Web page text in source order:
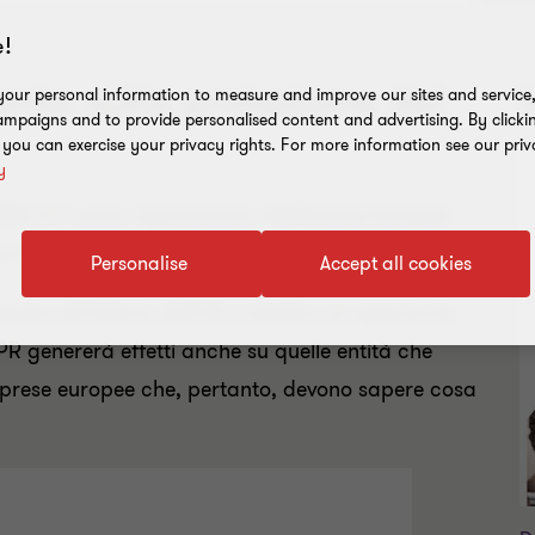
sulla protezione dei
è il nuovo regolamento dell’Unione Europea
il 25 maggio 2018.
all’interno dell’UE e implica un approccio
genererà effetti anche su quelle entità che
europee che, pertanto, devono sapere cosa
personal information to measure and improve our sites and
and to provide personalised content and advertising. By
can exercise your privacy rights. For more information see our
Accept all cookies
Personalise